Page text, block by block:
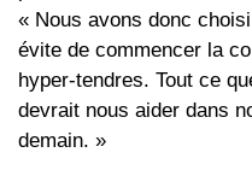
« Nous avons donc
évite de commencer la
hyper-tendres. Tout ce
devrait nous aider dans
demain. »